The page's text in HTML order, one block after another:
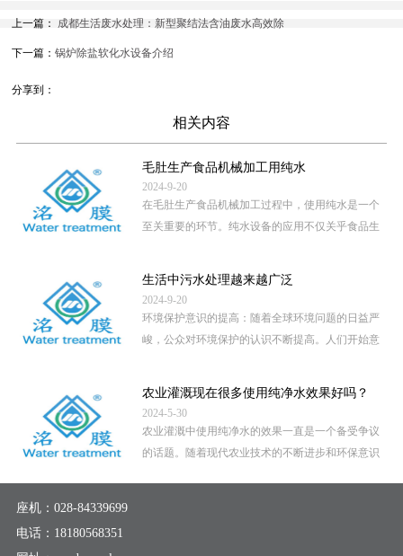
上一篇： 成都生活废水处理：新型聚结法含油废水高效除
下一篇：锅炉除盐软化水设备介绍
分享到：
相关内容
毛肚生产食品机械加工用纯水
2024-9-20
在毛肚生产食品机械加工过程中，使用纯水是一个
至关重要的环节。纯水设备的应用不仅关乎食品生
生活中污水处理越来越广泛
2024-9-20
环境保护意识的提高：随着全球环境问题的日益严
峻，公众对环境保护的认识不断提高。人们开始意
农业灌溉现在很多使用纯净水效果好吗？
2024-5-30
农业灌溉中使用纯净水的效果一直是一个备受争议
的话题。随着现代农业技术的不断进步和环保意识
座机： 028-84339699
电话： 18180568351